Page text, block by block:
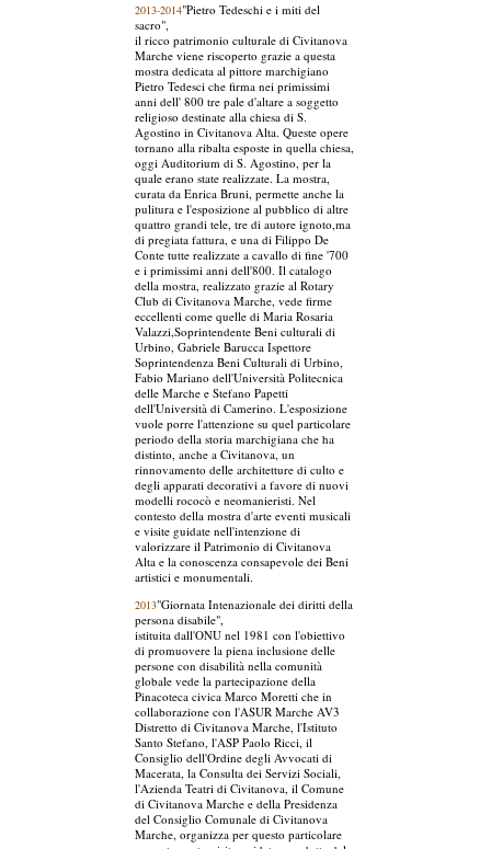
2013-2014"Pietro Tedeschi e i miti del
sacro",
il ricco patrimonio culturale di Civitanova
Marche viene riscoperto grazie a questa
mostra dedicata al pittore marchigiano
Pietro Tedesci che firma nei primissimi
anni dell' 800 tre pale d'altare a soggetto
religioso destinate alla chiesa di S.
Agostino in Civitanova Alta. Queste opere
tornano alla ribalta esposte in quella chiesa,
oggi Auditorium di S. Agostino, per la
quale erano state realizzate. La mostra,
curata da Enrica Bruni, permette anche la
pulitura e l'esposizione al pubblico di altre
quattro grandi tele, tre di autore ignoto,ma
di pregiata fattura, e una di Filippo De
Conte tutte realizzate a cavallo di fine '700
e i primissimi anni dell'800. Il catalogo
della mostra, realizzato grazie al Rotary
Club di Civitanova Marche, vede firme
eccellenti come quelle di Maria Rosaria
Valazzi,Soprintendente Beni culturali di
Urbino, Gabriele Barucca Ispettore
Soprintendenza Beni Culturali di Urbino,
Fabio Mariano dell'Università Politecnica
delle Marche e Stefano Papetti
dell'Università di Camerino. L'esposizione
vuole porre l'attenzione su quel particolare
periodo della storia marchigiana che ha
distinto, anche a Civitanova, un
rinnovamento delle architetture di culto e
degli apparati decorativi a favore di nuovi
modelli rococò e neomanieristi. Nel
contesto della mostra d'arte eventi musicali
e visite guidate nell'intenzione di
valorizzare il Patrimonio di Civitanova
Alta e la conoscenza consapevole dei Beni
artistici e monumentali.
2013"Giornata Intenazionale dei diritti della
persona disabile",
istituita dall'ONU nel 1981 con l'obiettivo
di promuovere la piena inclusione delle
persone con disabilità nella comunità
globale vede la partecipazione della
Pinacoteca civica Marco Moretti che in
collaborazione con l'ASUR Marche AV3
Distretto di Civitanova Marche, l'Istituto
Santo Stefano, l'ASP Paolo Ricci, il
Consiglio dell'Ordine degli Avvocati di
Macerata, la Consulta dei Servizi Sociali,
l'Azienda Teatri di Civitanova, il Comune
di Civitanova Marche e della Presidenza
del Consiglio Comunale di Civitanova
Marche, organizza per questo particolare